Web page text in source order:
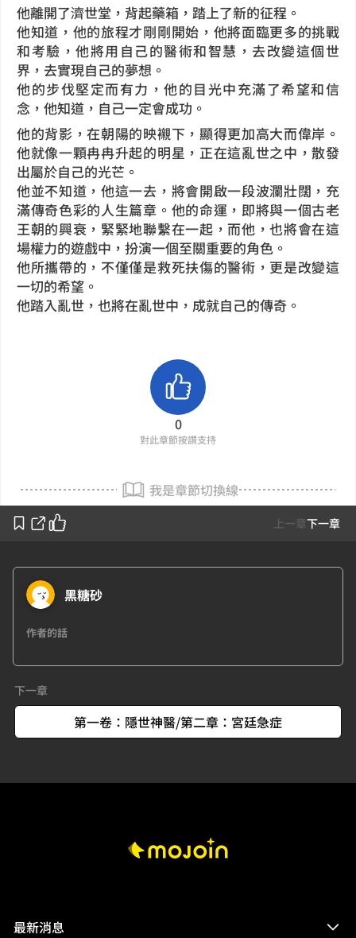
上一章下一章
他離開了濟世堂，背起藥箱，踏上了新的征程。
他知道，他的旅程才剛剛開始，他將面臨更多的挑戰
和考驗，他將用自己的醫術和智慧，去改變這個世
界，去實現自己的夢想。
他的步伐堅定而有力，他的目光中充滿了希望和信
念，他知道，自己一定會成功。
他的背影，在朝陽的映襯下，顯得更加高大而偉岸。
他就像一顆冉冉升起的明星，正在這亂世之中，散發
出屬於自己的光芒。
他並不知道，他這一去，將會開啟一段波瀾壯闊，充
滿傳奇色彩的人生篇章。他的命運，即將與一個古老
王朝的興衰，緊緊地聯繫在一起，而他，也將會在這
場權力的遊戲中，扮演一個至關重要的角色。
他所攜帶的，不僅僅是救死扶傷的醫術，更是改變這
一切的希望。
他踏入亂世，也將在亂世中，成就自己的傳奇。
0
對此章節按讚支持
我是章節切換線
黑糖砂
作者的話
下一章
第一卷：隱世神醫/第二章：宮廷急症
最新消息